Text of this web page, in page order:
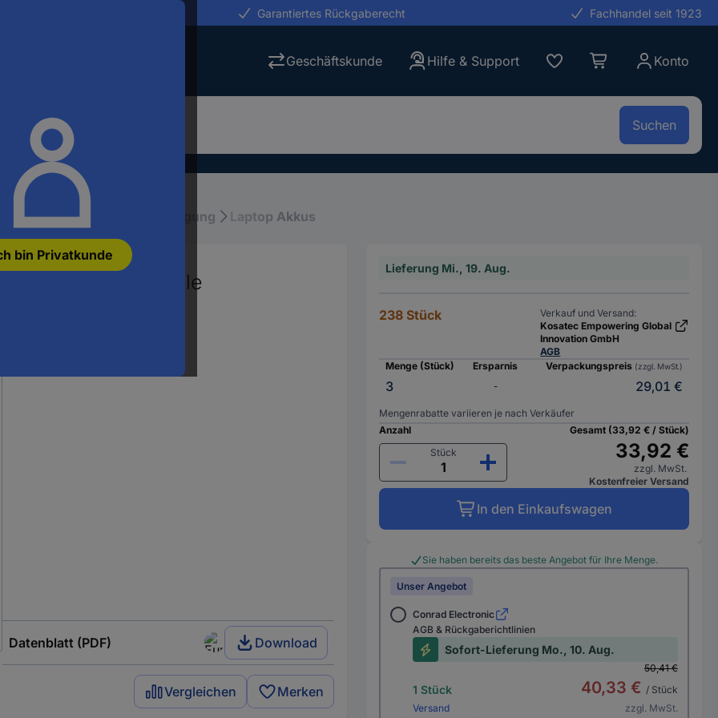
bin Privatkunde
Garantiertes Rückgaberecht Fachhandel seit 1923
Geschäftskunde Hilfe & Support Konto
Suchen
Laptop Stromversorgung Laptop Akkus
V 5200 mAh Apple
Datenblatt (PDF) Download
Vergleichen Merken
Lieferung Mi., 19. Aug.
238 Stück
Verkauf und Versand:
Kosatec Empowering Global
Innovation GmbH
AGB
Menge (Stück)
Ersparnis Verpackungspreis (zzgl. MwSt.)
3 - 29,01 €
Mengenrabatte variieren je nach Verkäufer
Anzahl
Stück
Gesamt (33,92 € / Stück)
33,92 €
zzgl. MwSt.
Kostenfreier Versand
In den Einkaufswagen
Sie haben bereits das beste Angebot für Ihre Menge.
Unser Angebot
Conrad Electronic
AGB & Rückgaberichtlinien
Sofort-Lieferung Mo., 10. Aug.
1 Stück
Versand
50,41 €
40,33 € / Stück
zzgl. MwSt.